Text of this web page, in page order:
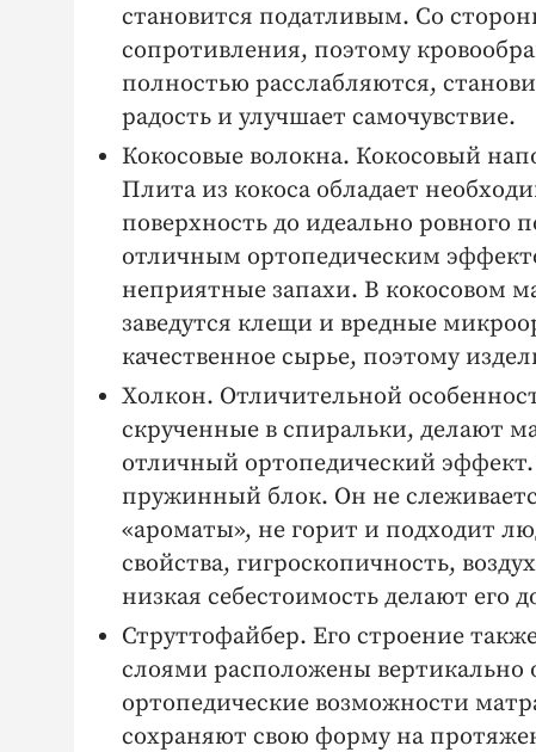
становится податливым. Со
сопротивления, поэтому
полностью расслабляются,
радость и улучшает самочувствие.
Кокосовые волокна. Кокосовый
Плита из кокоса обладает
поверхность до идеально ровного
отличным ортопедическим
неприятные запахи. В кокосовом
заведутся клещи и вредные
качественное сырье, поэтому
Холкон. Отличительной
скрученные в спиральки, делают
отличный ортопедический
пружинный блок. Он не
«ароматы», не горит и подходит
свойства, гигроскопичность,
низкая себестоимость делают
Струттофайбер. Его строение
слоями расположены
ортопедические возможности
сохраняют свою форму на